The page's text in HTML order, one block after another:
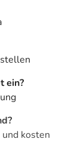
ein?
kosten